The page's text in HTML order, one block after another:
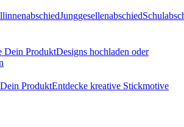
Junggesellenabschied
Dein ProduktDesigns hochladen oder
ProduktEntdecke kreative Stickmotive